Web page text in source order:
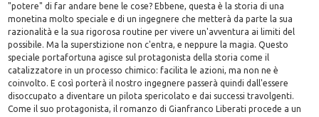
"potere" di far andare bene le cose? Ebbene, questa è la storia di una
monetina molto speciale e di un ingegnere che metterà da parte la sua
razionalità e la sua rigorosa routine per vivere un'avventura ai limiti del
possibile. Ma la superstizione non c'entra, e neppure la magia. Questo
speciale portafortuna agisce sul protagonista della storia come il
catalizzatore in un processo chimico: facilita le azioni, ma non ne è
coinvolto. E così porterà il nostro ingegnere passerà quindi dall'essere
disoccupato a diventare un pilota spericolato e dai successi travolgenti.
Come il suo protagonista, il romanzo di Gianfranco Liberati procede a un